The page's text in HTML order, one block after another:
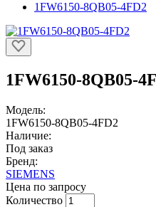
1FW6150-8QB05-4FD2
1FW6150-8QB05-
Модель:
1FW6150-8QB05-4FD2
Наличие:
Под заказ
Бренд:
SIEMENS
Цена по запросу
Количество